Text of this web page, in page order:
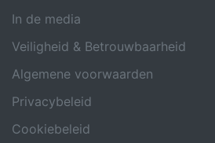
In de media
Veiligheid & Betrouwbaarheid
Algemene voorwaarden
Privacybeleid
Cookiebeleid